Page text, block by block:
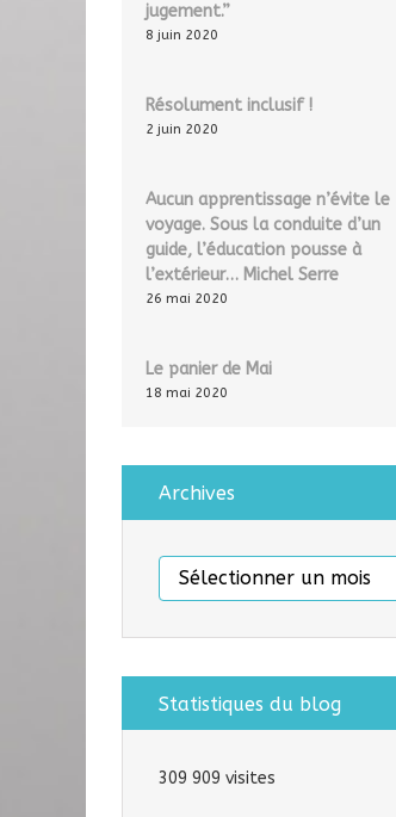
jugement.”
8 juin 2020
Résolument inclusif !
2 juin 2020
Aucun apprentissage n’évite le
voyage. Sous la conduite d’un
guide, l’éducation pousse à
l’extérieur… Michel Serre
26 mai 2020
Le panier de Mai
18 mai 2020
Archives
Archives
Statistiques du blog
309 909 visites